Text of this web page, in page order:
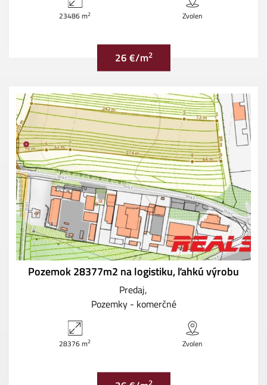
23486 m2 Zvolen
26 €/m2
Pozemok 28377m2 na logistiku, ľahkú výrobu
Predaj
Pozemky - komerčné
28376 m2 Zvolen
2